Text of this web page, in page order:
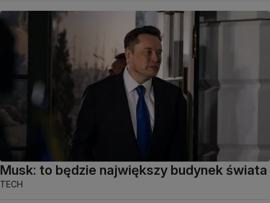
Musk: to będzie największy budynek świata
TECH